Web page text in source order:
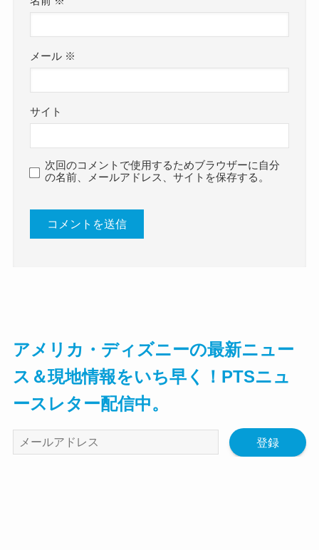
メール ※
サイト
次回のコメントで使用するためブラウザーに自分
の名前、メールアドレス、サイトを保存する。
アメリカ・ディズニーの最新ニュー
ス＆現地情報をいち早く！PTSニュ
ースレター配信中。